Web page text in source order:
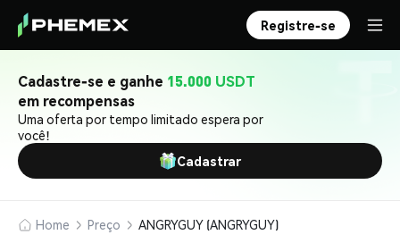
Registre-se
Cadastre-se e ganhe 15.000 USDT
em recompensas
Uma oferta por tempo limitado espera por
você!
Cadastrar
Home Preço ANGRYGUY (ANGRYGUY)